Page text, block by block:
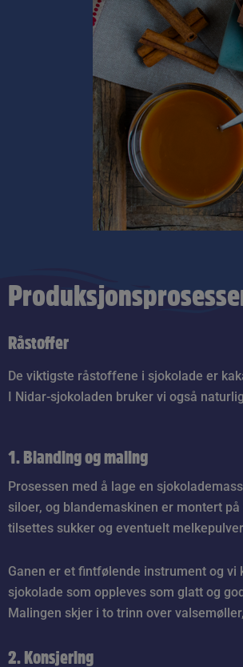
Råstoffer
De viktigste råstoffene i sjokolade er
I Nidar-sjokoladen bruker vi også
1. Blanding og maling
Prosessen med å lage en
siloer, og blandemaskinen er montert
tilsettes sukker og eventuelt
Ganen er et fintfølende instrument og
sjokolade som oppleves som glatt og
Malingen skjer i to trinn over
2. Konsjering